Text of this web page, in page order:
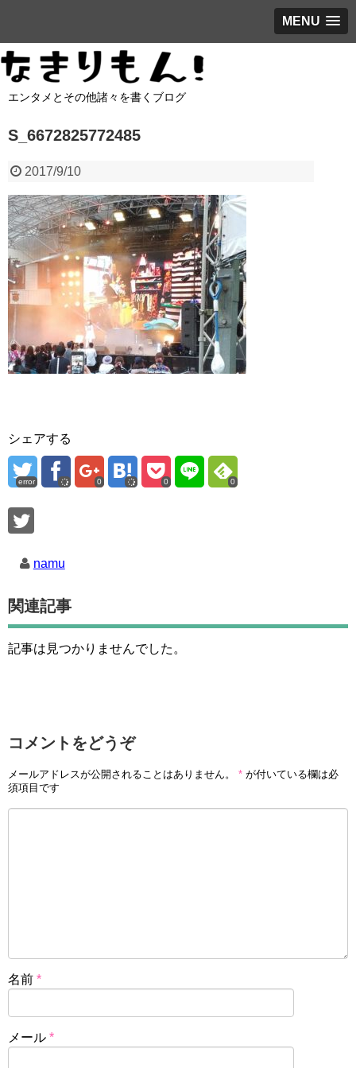
MENU
エンタメとその他諸々を書くブログ
S_6672825772485
2017/9/10
シェアする
error 0 0 0
namu
関連記事
記事は見つかりませんでした。
コメントをどうぞ
メールアドレスが公開されることはありません。 * が付いている欄は必
須項目です
名前 *
メール *